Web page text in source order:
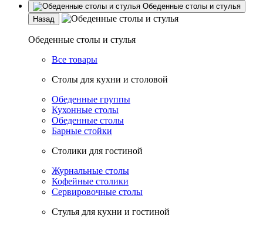
Обеденные столы и стулья
Назад
Обеденные столы и стулья
Все товары
Столы для кухни и столовой
Обеденные группы
Кухонные столы
Обеденные столы
Барные стойки
Столики для гостиной
Журнальные столы
Кофейные столики
Сервировочные столы
Стулья для кухни и гостиной